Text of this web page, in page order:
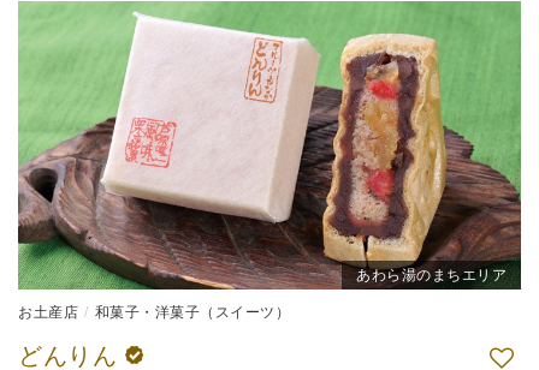
あわら湯のまちエリア
お土産店 和菓子・洋菓子（スイーツ）
どんりん